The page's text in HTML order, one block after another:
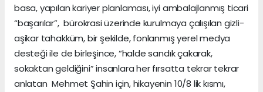
basa, yapılan kariyer planlaması, iyi ambalajlanmış ticari
“başarılar”, bürokrasi üzerinde kurulmaya çalışılan gizli-
aşikar tahakküm, bir şekilde, fonlanmış yerel medya
desteği ile de birleşince, “halde sandık çakarak,
sokaktan geldiğini” insanlara her fırsatta tekrar tekrar
anlatan Mehmet Şahin için, hikayenin 10/8 lik kısmı,